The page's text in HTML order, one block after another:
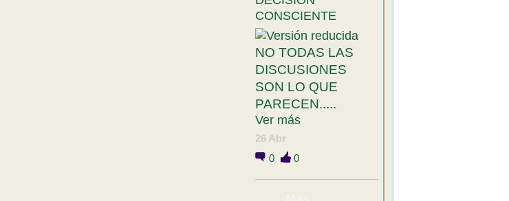
CONSCIENTE
NO TODAS LAS
DISCUSIONES
SON LO QUE
PARECEN.....
Ver más
26 Abr
0
0